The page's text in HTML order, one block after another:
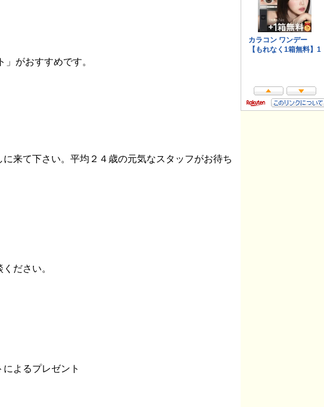
がおすすめです。
来て下さい。平均２４歳の元気なスタッフがお待ち
ださい。
よるプレゼント